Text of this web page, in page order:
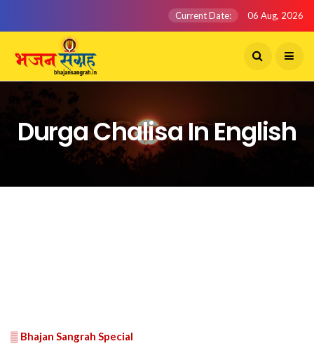
Current Date: 06 Aug, 2026
Durga Chalisa In English
▒ Bhajan Sangrah Special